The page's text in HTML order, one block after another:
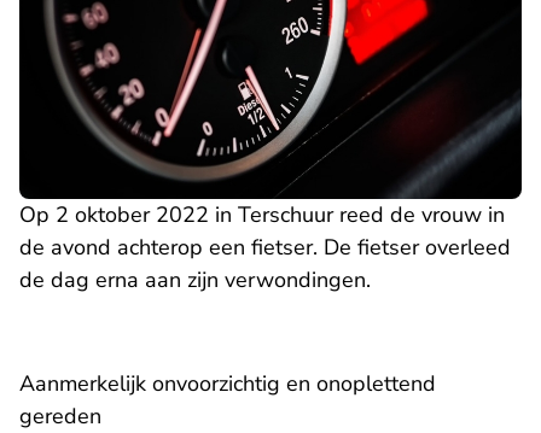
Op 2 oktober 2022 in Terschuur reed de vrouw in
de avond achterop een fietser. De fietser overleed
de dag erna aan zijn verwondingen.
Aanmerkelijk onvoorzichtig en onoplettend
gereden